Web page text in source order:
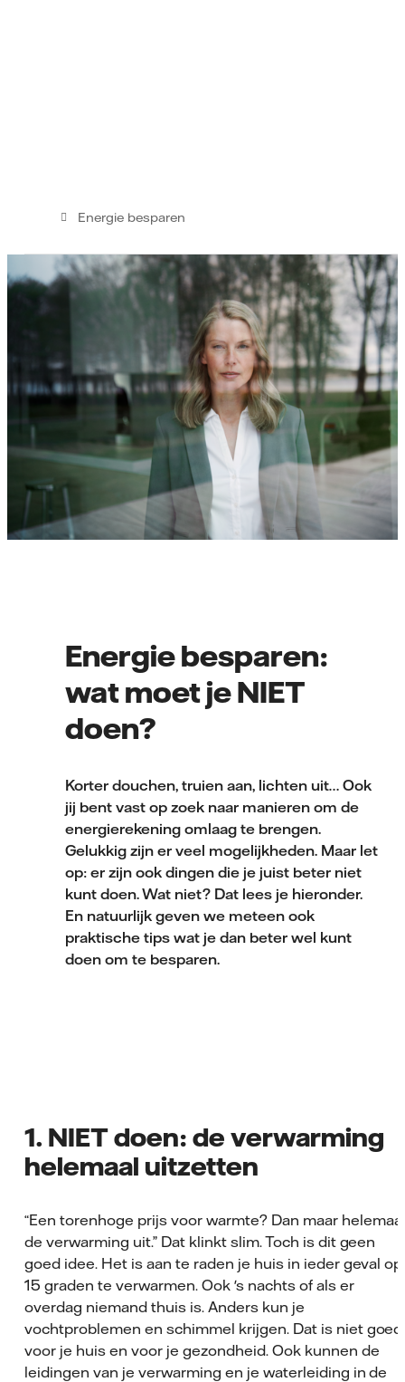
Energie besparen
Energie besparen:
wat moet je NIET
doen?
Korter douchen, truien aan, lichten uit… Ook
jij bent vast op zoek naar manieren om de
energierekening omlaag te brengen.
Gelukkig zijn er veel mogelijkheden. Maar let
op: er zijn ook dingen die je juist beter niet
kunt doen. Wat niet? Dat lees je hieronder.
En natuurlijk geven we meteen ook
praktische tips wat je dan beter wel kunt
doen om te besparen.
1. NIET doen: de verwarming
helemaal uitzetten
“Een torenhoge prijs voor warmte? Dan maar helemaal
de verwarming uit.” Dat klinkt slim. Toch is dit geen
goed idee. Het is aan te raden je huis in ieder geval op
15 graden te verwarmen. Ook 's nachts of als er
overdag niemand thuis is. Anders kun je
vochtproblemen en schimmel krijgen. Dat is niet goed
voor je huis en voor je gezondheid. Ook kunnen de
leidingen van je verwarming en je waterleiding in de